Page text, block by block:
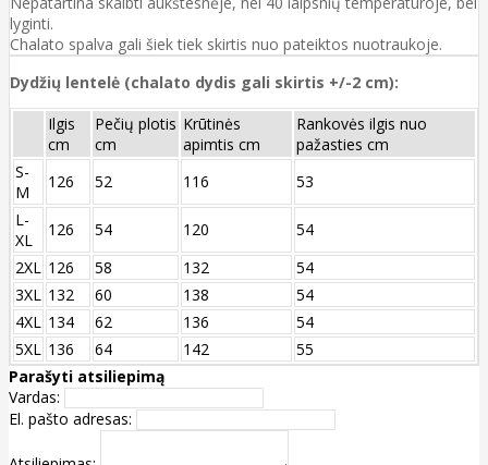
lyginti.
Chalato spalva gali šiek tiek skirtis nuo pateiktos nuotraukoje.
Dydžių lentelė (chalato dydis gali skirtis +/-2 cm):
Ilgis
cm
Pečių plotis
cm
Krūtinės
apimtis cm
Rankovės ilgis nuo
pažasties cm
S-
M
126 52 116
53
L-
XL
126 54 120
54
2XL 126 58 132
54
3XL 132 60 138
54
4XL 134 62 136
54
5XL 136 64 142
55
Parašyti atsiliepimą
Vardas:
El. pašto adresas: